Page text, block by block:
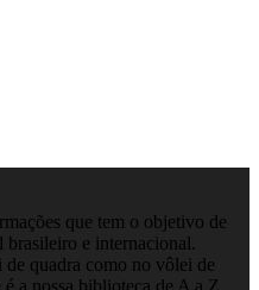
que tem o objetivo de
e internacional.
quadra como no vôlei de